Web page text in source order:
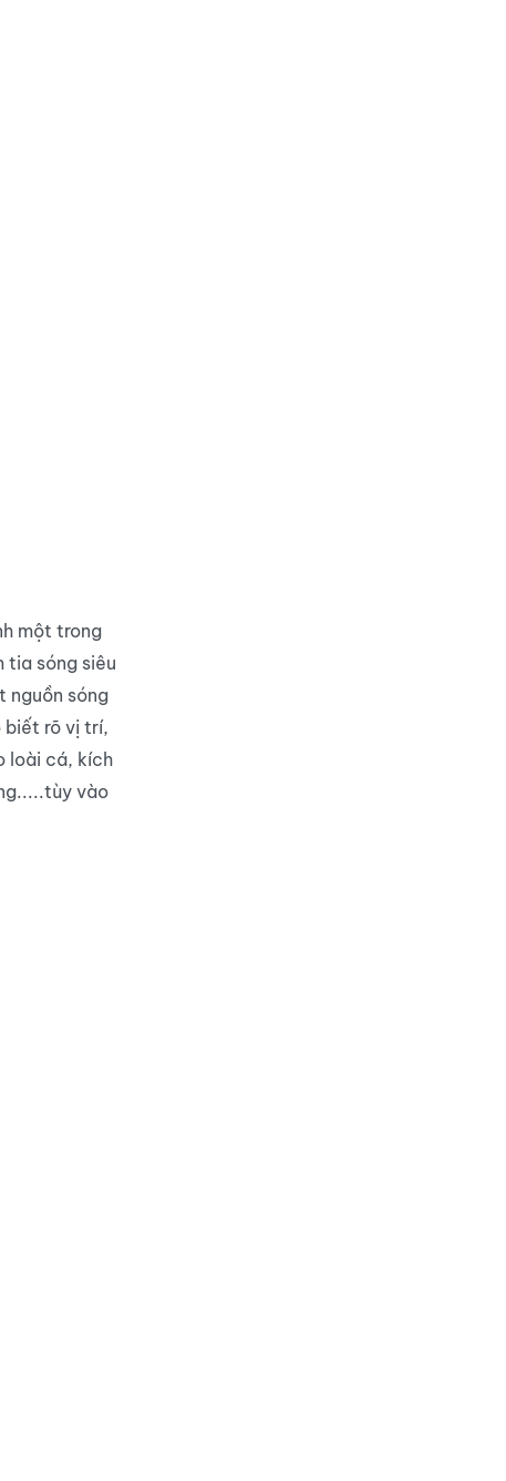
một trong
tia sóng siêu
nguồn sóng
biết rõ vị trí,
loài cá, kích
vào